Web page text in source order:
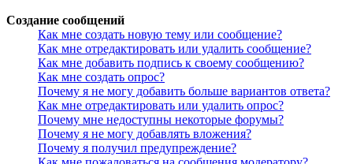
Создание сообщений
Как мне создать новую тему или сообщение?
Как мне отредактировать или удалить сообщение?
Как мне добавить подпись к своему сообщению?
Как мне создать опрос?
Почему я не могу добавить больше вариантов ответа?
Как мне отредактировать или удалить опрос?
Почему мне недоступны некоторые форумы?
Почему я не могу добавлять вложения?
Почему я получил предупреждение?